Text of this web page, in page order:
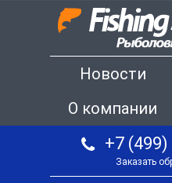
Новости
О компании
+7
Заказать